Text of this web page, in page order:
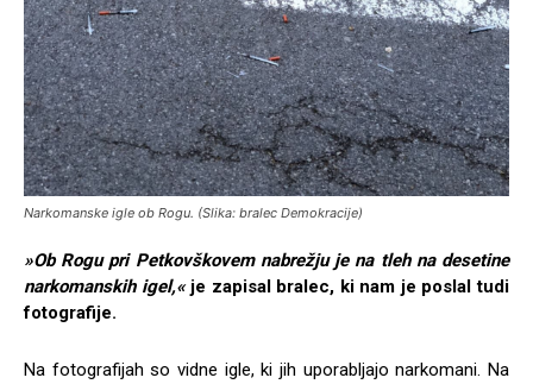
Narkomanske igle ob Rogu. (Slika: bralec Demokracije)
»Ob Rogu pri Petkovškovem nabrežju je na tleh na desetine
narkomanskih igel,«je zapisal bralec, ki nam je poslal tudi
fotografije.
Na fotografijah so vidne igle, ki jih uporabljajo narkomani. Na